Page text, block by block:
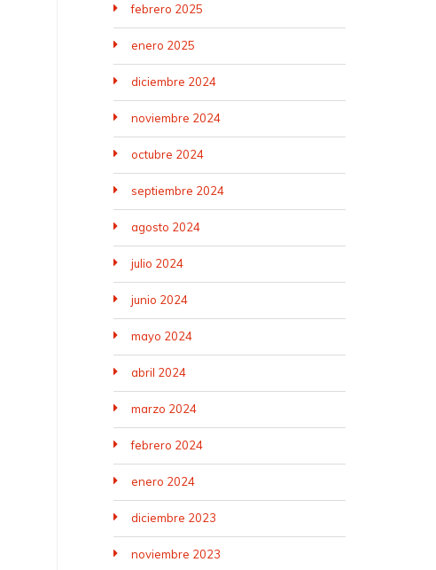
febrero 2025
enero 2025
diciembre 2024
noviembre 2024
octubre 2024
septiembre 2024
agosto 2024
julio 2024
junio 2024
mayo 2024
abril 2024
marzo 2024
febrero 2024
enero 2024
diciembre 2023
noviembre 2023